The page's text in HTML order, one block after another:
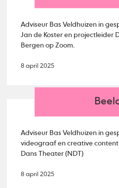
Adviseur Bas Veldhuizen in
Jan de Koster en projectleider
Bergen op Zoom.
8 april 2025
Adviseur Bas Veldhuizen in
videograaf en creative
Dans Theater (NDT)
8 april 2025